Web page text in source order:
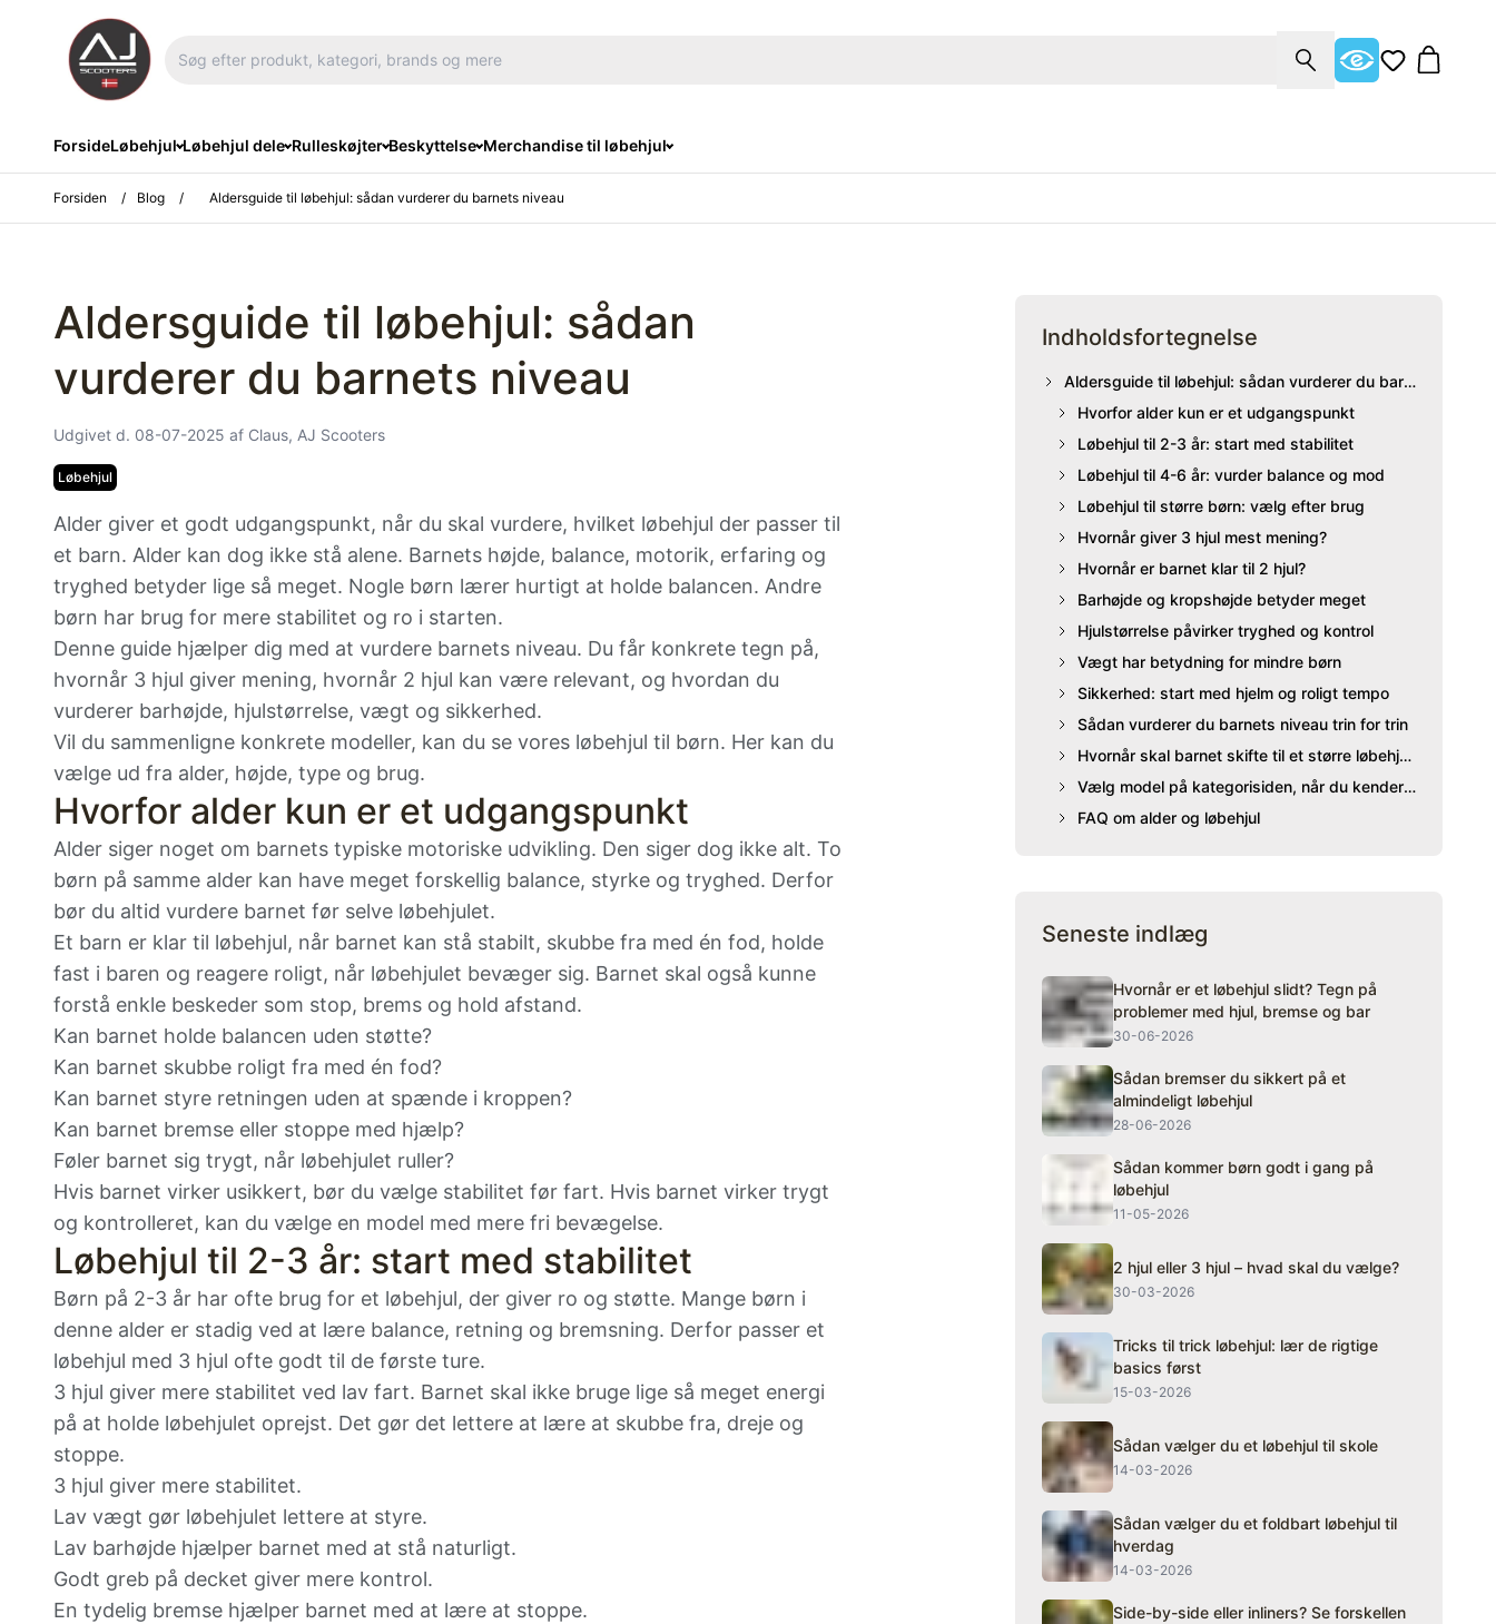
ForsideLøbehjul Løbehjul dele Rulleskøjter Beskyttelse Merchandise til løbehjul
Forsiden / Blog / Aldersguide til løbehjul: sådan vurderer du barnets niveau
Aldersguide til løbehjul: sådan
vurderer du barnets niveau
Udgivet d. 08-07-2025 af Claus, AJ Scooters
Løbehjul
Alder giver et godt udgangspunkt, når du skal vurdere, hvilket løbehjul der passer til
et barn. Alder kan dog ikke stå alene. Barnets højde, balance, motorik, erfaring og
tryghed betyder lige så meget. Nogle børn lærer hurtigt at holde balancen. Andre
børn har brug for mere stabilitet og ro i starten.
Denne guide hjælper dig med at vurdere barnets niveau. Du får konkrete tegn på,
hvornår 3 hjul giver mening, hvornår 2 hjul kan være relevant, og hvordan du
vurderer barhøjde, hjulstørrelse, vægt og sikkerhed.
Vil du sammenligne konkrete modeller, kan du se vores løbehjul til børn. Her kan du
vælge ud fra alder, højde, type og brug.
Hvorfor alder kun er et udgangspunkt
Alder siger noget om barnets typiske motoriske udvikling. Den siger dog ikke alt. To
børn på samme alder kan have meget forskellig balance, styrke og tryghed. Derfor
bør du altid vurdere barnet før selve løbehjulet.
Et barn er klar til løbehjul, når barnet kan stå stabilt, skubbe fra med én fod, holde
fast i baren og reagere roligt, når løbehjulet bevæger sig. Barnet skal også kunne
forstå enkle beskeder som stop, brems og hold afstand.
Kan barnet holde balancen uden støtte?
Kan barnet skubbe roligt fra med én fod?
Kan barnet styre retningen uden at spænde i kroppen?
Kan barnet bremse eller stoppe med hjælp?
Føler barnet sig trygt, når løbehjulet ruller?
Hvis barnet virker usikkert, bør du vælge stabilitet før fart. Hvis barnet virker trygt
og kontrolleret, kan du vælge en model med mere fri bevægelse.
Løbehjul til 2-3 år: start med stabilitet
Børn på 2-3 år har ofte brug for et løbehjul, der giver ro og støtte. Mange børn i
denne alder er stadig ved at lære balance, retning og bremsning. Derfor passer et
løbehjul med 3 hjul ofte godt til de første ture.
3 hjul giver mere stabilitet ved lav fart. Barnet skal ikke bruge lige så meget energi
på at holde løbehjulet oprejst. Det gør det lettere at lære at skubbe fra, dreje og
stoppe.
3 hjul giver mere stabilitet.
Lav vægt gør løbehjulet lettere at styre.
Lav barhøjde hjælper barnet med at stå naturligt.
Godt greb på decket giver mere kontrol.
En tydelig bremse hjælper barnet med at lære at stoppe.
Indholdsfortegnelse
Aldersguide til løbehjul: sådan vurderer du barnets niveau
Hvorfor alder kun er et udgangspunkt
Løbehjul til 2-3 år: start med stabilitet
Løbehjul til 4-6 år: vurder balance og mod
Løbehjul til større børn: vælg efter brug
Hvornår giver 3 hjul mest mening?
Hvornår er barnet klar til 2 hjul?
Barhøjde og kropshøjde betyder meget
Hjulstørrelse påvirker tryghed og kontrol
Vægt har betydning for mindre børn
Sikkerhed: start med hjelm og roligt tempo
Sådan vurderer du barnets niveau trin for trin
Hvornår skal barnet skifte til et større løbehjul?
Vælg model på kategorisiden, når du kender niveauet
FAQ om alder og løbehjul
Seneste indlæg
Hvornår er et løbehjul slidt? Tegn på
problemer med hjul, bremse og bar
30-06-2026
Sådan bremser du sikkert på et
almindeligt løbehjul
28-06-2026
Sådan kommer børn godt i gang på
løbehjul
11-05-2026
2 hjul eller 3 hjul – hvad skal du vælge?
30-03-2026
Tricks til trick løbehjul: lær de rigtige
basics først
15-03-2026
Sådan vælger du et løbehjul til skole
14-03-2026
Sådan vælger du et foldbart løbehjul til
hverdag
14-03-2026
Side-by-side eller inliners? Se forskellen